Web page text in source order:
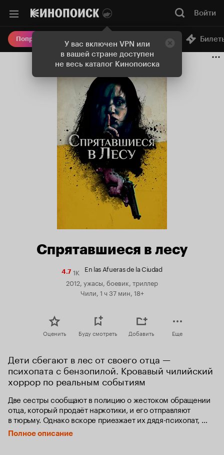
У вас включен VPN или
в вашей стране доступен
не весь каталог Кинопоиска
Войти
Попробовать Плюс Онлайн-кинотеатр
Спрятавшиеся в лесу
4.7Рейтинг
Кинопоиска
1K En las Afueras de la Ciudad
2012, ужасы, боевик, триллер
Чили, 1 ч 37 мин, 18+
Оценить Буду смотреть Добавить Еще
Дети сбегают в лес от своего отца —
психопата с бензопилой. Кровавый чилийский
хоррор по реальным событиям
Две сестры сообщают в полицию о жестоком обращении
отца, который продаёт наркотики, и его отправляют
в тюрьму. Однако вскоре приезжает их дядя-психопат,
который ищет своего брата и пропавший товар.
Полное описание